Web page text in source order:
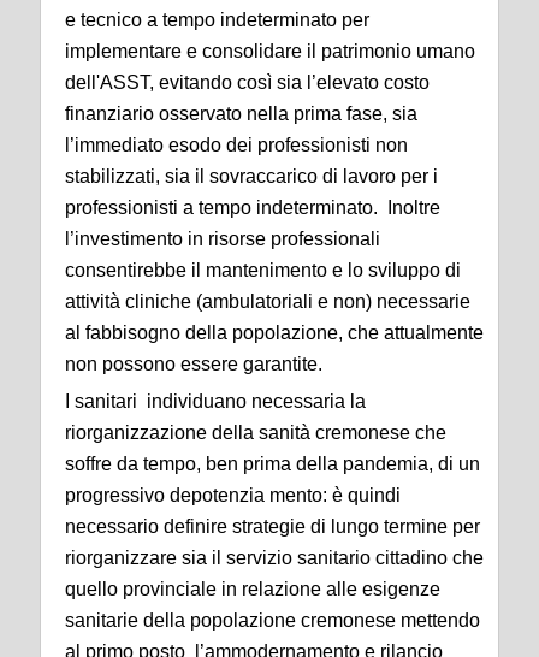
e tecnico a tempo indeterminato per
implementare e consolidare il patrimonio umano
dell'ASST, evitando così sia l’elevato costo
finanziario osservato nella prima fase, sia
l’immediato esodo dei professionisti non
stabilizzati, sia il sovraccarico di lavoro per i
professionisti a tempo indeterminato. Inoltre
l’investimento in risorse professionali
consentirebbe il mantenimento e lo sviluppo di
attività cliniche (ambulatoriali e non) necessarie
al fabbisogno della popolazione, che attualmente
non possono essere garantite.
I sanitari individuano necessaria la
riorganizzazione della sanità cremonese che
soffre da tempo, ben prima della pandemia, di un
progressivo depotenzia mento: è quindi
necessario definire strategie di lungo termine per
riorganizzare sia il servizio sanitario cittadino che
quello provinciale in relazione alle esigenze
sanitarie della popolazione cremonese mettendo
al primo posto l’ammodernamento e rilancio